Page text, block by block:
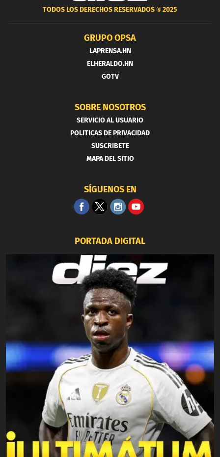
TODOS LOS DERECHOS RESERVADOS ®2025
GRUPO OPSA
LAPRENSA.HN
ELHERALDO.HN
GOTV
SOBRE NOSOTROS
SERVICIO AL USUARIO
POLITICAS DE PRIVACIDAD
SUSCRIBETE
MAPA DEL SITIO
SÍGUENOS EN
PORTADA DIGITAL